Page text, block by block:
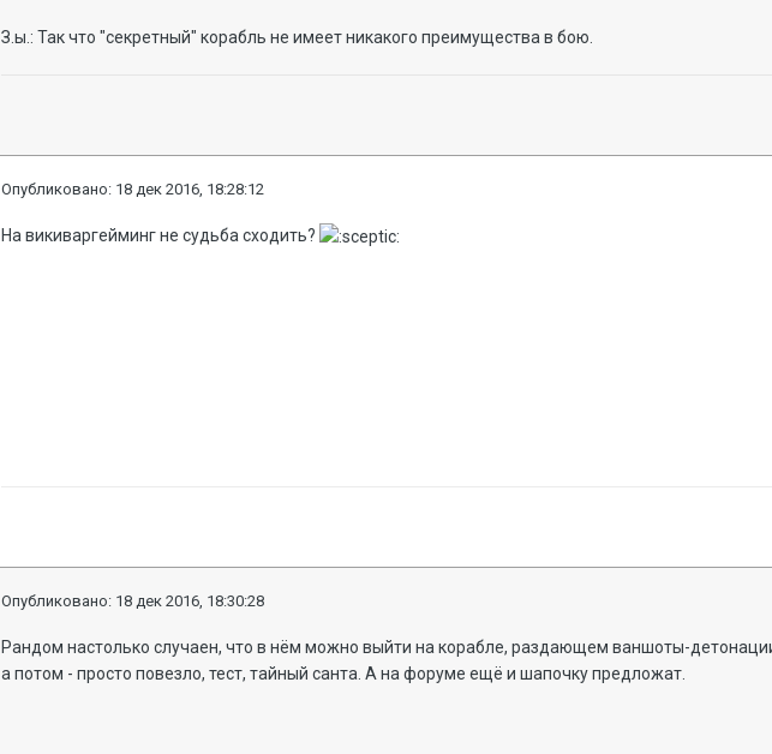
З.ы.: Так что "секретный" корабль не имеет никакого преимущества в бою.
Опубликовано: 18 дек 2016, 18:28:12
На викиваргейминг не судьба сходить?
Опубликовано: 18 дек 2016, 18:30:28
Рандом настолько случаен, что в нём можно выйти на корабле, раздающем ваншоты-
а потом - просто повезло, тест, тайный санта. А на форуме ещё и шапочку предложат.